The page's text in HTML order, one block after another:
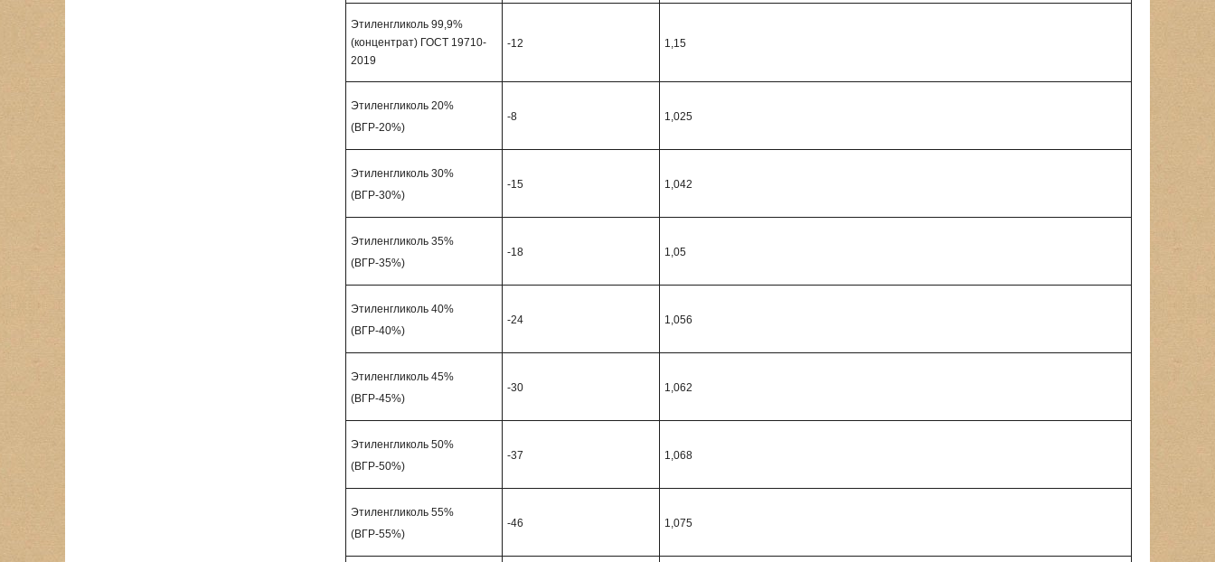
Этиленгликоль 99,9%
(концентрат) ГОСТ 19710-
2019
-12 1,15
Этиленгликоль 20%
(ВГР-20%)
-8 1,025
Этиленгликоль 30%
(ВГР-30%)
-15 1,042
Этиленгликоль 35%
(ВГР-35%)
-18 1,05
Этиленгликоль 40%
(ВГР-40%)
-24 1,056
Этиленгликоль 45%
(ВГР-45%)
-30 1,062
Этиленгликоль 50%
(ВГР-50%)
-37 1,068
Этиленгликоль 55%
(ВГР-55%)
-46 1,075